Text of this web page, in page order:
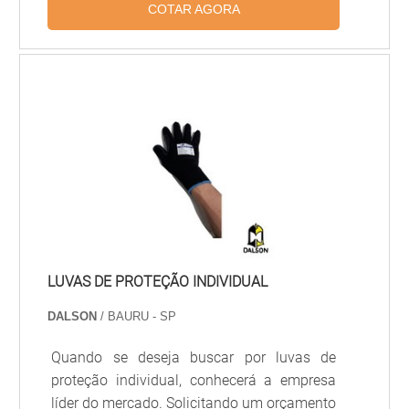
aconselhável que o usuário aplique sempre
antes do início da determinada
atividade.Substâncias que necessitam do
Radiação UV..O creme é resistente a
solventes, óleos, tintas à base e entre outros
produtos que possam p.
COTAR AGORA
LUVAS DE PROTEÇÃO INDIVIDUAL
DALSON / BAURU - SP
Quando se deseja buscar por luvas de
proteção individual, conhecerá a empresa
líder do mercado. Solicitando um orçamento